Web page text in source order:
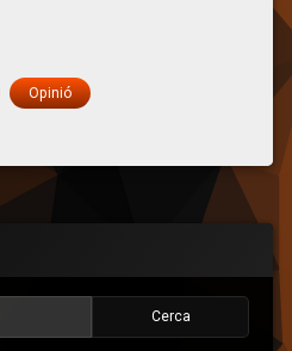
Opinió